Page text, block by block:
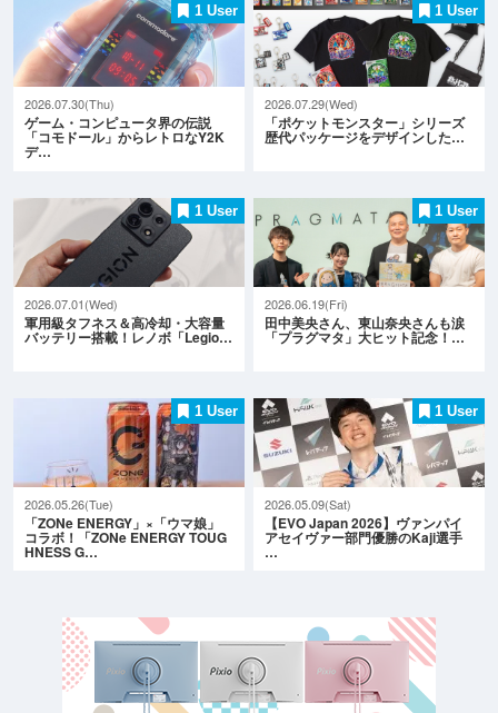
1 User
2026.07.30(Thu)
ゲーム・コンピュータ界の伝説
「コモドール」からレトロなY2K
デ…
1 User
2026.07.29(Wed)
「ポケットモンスター」シリーズ
歴代パッケージをデザインした…
1 User
2026.07.01(Wed)
軍用級タフネス＆高冷却・大容量
バッテリー搭載！レノボ「Legio…
1 User
2026.06.19(Fri)
田中美央さん、東山奈央さんも涙
「プラグマタ」大ヒット記念！…
1 User
2026.05.26(Tue)
「ZONe ENERGY」×「ウマ娘」
コラボ！「ZONe ENERGY TOUG
HNESS G…
1 User
2026.05.09(Sat)
【EVO Japan 2026】ヴァンパイ
アセイヴァー部門優勝のKaji選手
…